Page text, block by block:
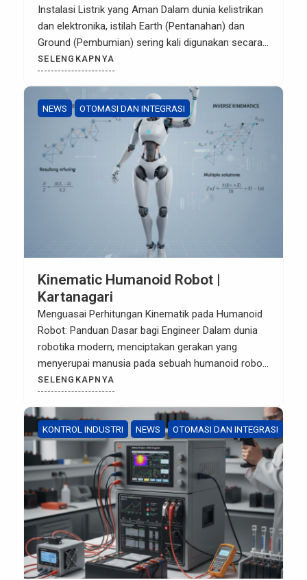
Instalasi Listrik yang Aman Dalam dunia kelistrikan
dan elektronika, istilah Earth (Pentanahan) dan
Ground (Pembumian) sering kali digunakan secara
bergantian. Namun, secara teknis, keduanya
memiliki peran yang berbeda dalam menjaga
stabilitas sistem dan keselamatan pengguna. Bagi
para profesional di bidang infrastruktur dan
kelistrikan, memahami perbedaan ini bukan sekadar
teori, […]
SELENGKAPNYA
NEWS OTOMASI DAN INTEGRASI
Kinematic Humanoid Robot |
Kartanagari
Menguasai Perhitungan Kinematik pada Humanoid
Robot: Panduan Dasar bagi Engineer Dalam dunia
robotika modern, menciptakan gerakan yang
menyerupai manusia pada sebuah humanoid robot
bukan sekadar masalah estetika, melainkan presisi
matematis yang kompleks. Inti dari kemampuan ini
terletak pada satu bidang studi: Kinematika. Bagi
pengembang di bidang automation dan robotics,
memahami cara robot berinteraksi dengan ruang
[…]
SELENGKAPNYA
KONTROL INDUSTRI NEWS OTOMASI DAN INTEGRASI